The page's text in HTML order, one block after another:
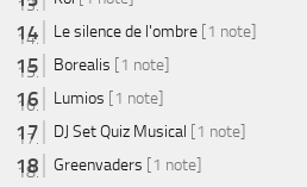
Le silence de l'ombre [1 note]
Borealis [1 note]
Lumios [1 note]
DJ Set Quiz Musical [1 note]
Greenvaders [1 note]